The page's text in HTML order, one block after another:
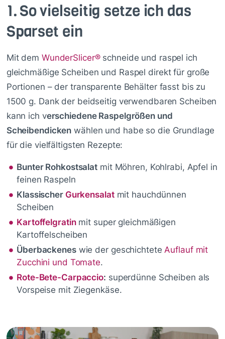
1.So vielseitig setze ich das
Sparset ein
Mit dem WunderSlicer®schneide und raspel ich
gleichmäßige Scheiben und Raspel direkt für große
Portionen – der transparente Behälter fasst bis zu
1500 g. Dank der beidseitig verwendbaren Scheiben
kann ich verschiedene Raspelgrößen und
Scheibendicken wählen und habe so die Grundlage
für die vielfältigsten Rezepte:
Bunter Rohkostsalat mit Möhren, Kohlrabi, Apfel in
feinen Raspeln
Klassischer Gurkensalatmit hauchdünnen
Scheiben
Kartoffelgratinmit super gleichmäßigen
Kartoffelscheiben
Überbackeneswie der geschichteteAuflauf mit
Zucchini und Tomate.
Rote-Bete-Carpaccio: superdünne Scheiben als
Vorspeise mit Ziegenkäse.
Video